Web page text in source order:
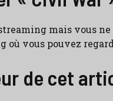
mais vous
vous pouvez
de cet